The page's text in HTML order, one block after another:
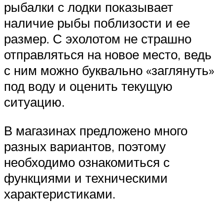
рыбалки с лодки показывает
наличие рыбы поблизости и ее
размер. С эхолотом не страшно
отправляться на новое место, ведь
с ним можно буквально «заглянуть»
под воду и оценить текущую
ситуацию.
В магазинах предложено много
разных вариантов, поэтому
необходимо ознакомиться с
функциями и техническими
характеристиками.